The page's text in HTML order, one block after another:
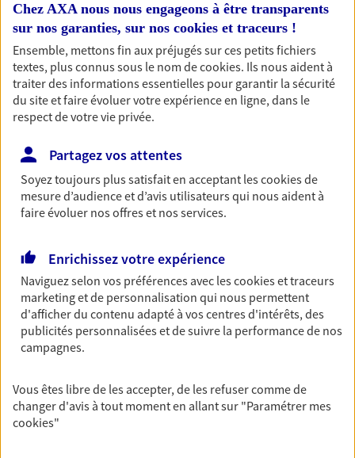
Nos expertises
Accompagner les
professionnels et les
entreprises
bâtissons ensemble des solutions cohérentes pour
protéger votre activité, vos collaborateurs... mais aussi
vous-même et votre famille.
Accompagner vos projets de
Achat immobilier, installation, départ à la retraite…
Autant de moments de vie qui nécessitent des solutions
d'assurance et d'épargne. Recevez un conseil d'expert
Chez AXA nous nous engageons à être transparents
sur nos garanties, sur nos cookies et traceurs !
Ensemble, mettons fin aux préjugés sur ces petits fichiers
textes, plus connus sous le nom decookies. Ils nous aident à
traiter des informations essentielles pour garantir la sécurité
du site et faire évoluer votre expérience en ligne, dans le
respect de votre vie privée.
Partagez vos attentes
Soyez toujours plus satisfait en acceptant lescookiesde
mesure d’audience et d’avis utilisateurs qui nous aident à
faire évoluer nos offres et nos services.
Enrichissez votre expérience
Naviguez selon vos préférences avec lescookies et traceurs
marketing et de personnalisation qui nous permettent
d'afficher du contenu adapté à vos centres d'intérêts, des
publicités personnalisées et de suivre la performance de nos
campagnes.
Vous êtes libre de les accepter, de les refuser comme de
changer d'avis à tout moment en allant sur "Paramétrer mes
cookies"